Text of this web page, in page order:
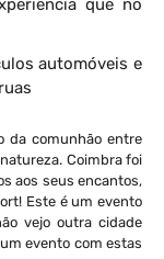
que no
automóveis e
da comunhão entre
Coimbra foi
aos seus encantos,
Este é um evento
vejo outra cidade
evento com estas